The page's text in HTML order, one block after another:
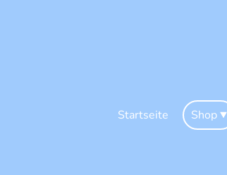
Startseite Shop